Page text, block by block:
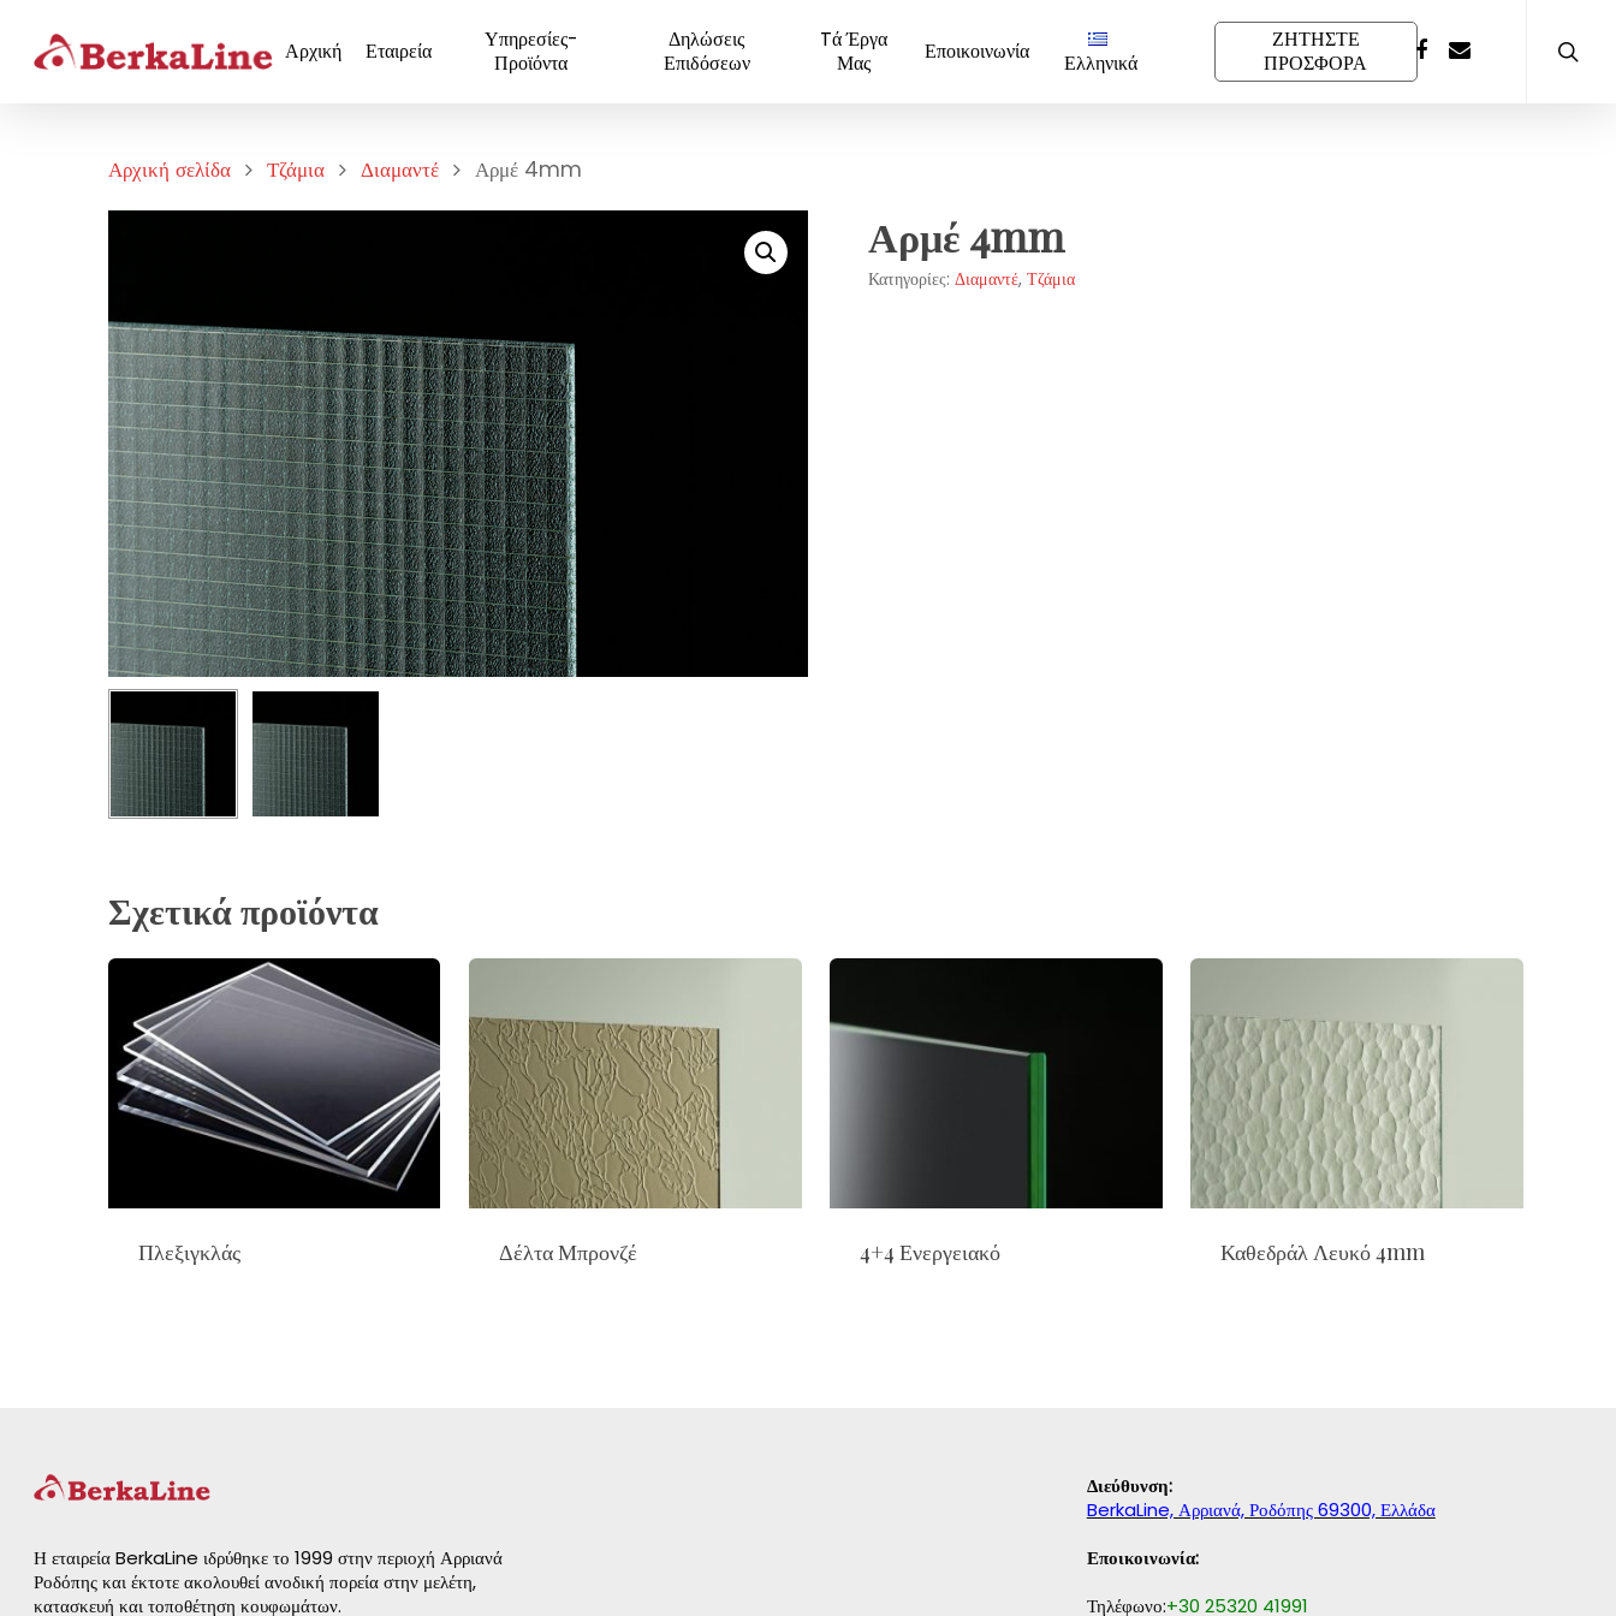
Αρχική Εταιρεία
Υπηρεσίες-
Προϊόντα
Δηλώσεις
Επιδόσεων
Tά Έργα
Μας
Εποικοινωνία Ελληνικά
ΖΗΤΗΣΤΕ
ΠΡΟΣΦΟΡΑ
Αρχική σελίδα Τζάμια Διαμαντέ Αρμέ 4mm
Αρμέ 4mm
Κατηγορίες: Διαμαντέ, Τζάμια
Σχετικά προϊόντα
Πλεξιγκλάς Δέλτα Μπρονζέ 4+4 Ενεργειακό Καθεδράλ Λευκό 4mm
Η εταιρεία BerkaLine ιδρύθηκε το 1999 στην περιοχή Αρριανά
Ροδόπης και έκτοτε ακολουθεί ανοδική πορεία στην μελέτη,
κατασκευή και τοποθέτηση κουφωμάτων.
Διεύθυνση:
BerkaLine, Αρριανά, Ροδόπης 69300, Ελλάδα
Εποικοινωνία:
Τηλέφωνο:+30 25320 41991